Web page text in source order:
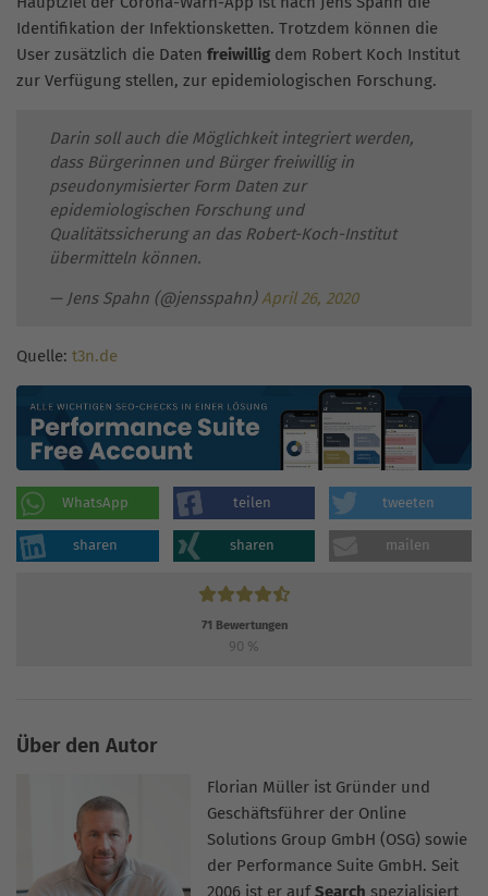
Identifikation der Infektionsketten. Trotzdem können die
User zusätzlich die Daten freiwillig dem Robert Koch Institut
zur Verfügung stellen, zur epidemiologischen Forschung.
Darin soll auch die Möglichkeit integriert werden,
dass Bürgerinnen und Bürger freiwillig in
pseudonymisierter Form Daten zur
epidemiologischen Forschung und
Qualitätssicherung an das Robert-Koch-Institut
übermitteln können.
— Jens Spahn (@jensspahn)April 26, 2020
Quelle: t3n.de
WhatsApp teilen tweeten
sharen sharen mailen
71 Bewertungen
90 %
Über den Autor
Florian Müller ist Gründer und
Geschäftsführer der Online
Solutions Group GmbH (OSG) sowie
der Performance Suite GmbH. Seit